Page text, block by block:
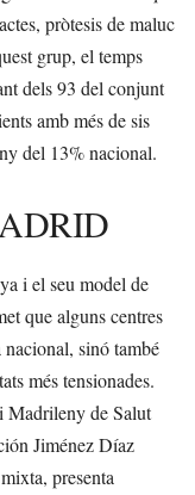
pròtesis de maluc
grup, el temps
dels 93 del conjunt
amb més de sis
del 13% nacional.
i el seu model de
que alguns centres
sinó també
més tensionades.
Madrileny de Salut
Jiménez Díaz
presenta